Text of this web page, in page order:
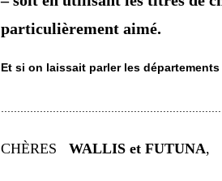
particulièrement aimé.
Et si on laissait parler les départements
CHÈRES WALLIS et FUTUNA,